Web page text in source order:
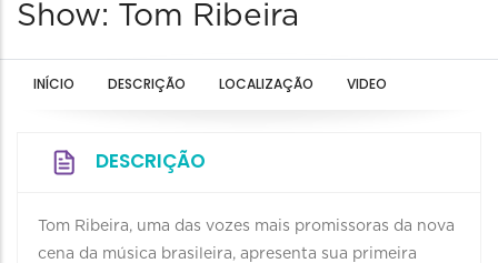
Show: Tom Ribeira
INÍCIO DESCRIÇÃO LOCALIZAÇÃO VIDEO
DESCRIÇÃO
Tom Ribeira, uma das vozes mais promissoras da nova
cena da música brasileira, apresenta sua primeira